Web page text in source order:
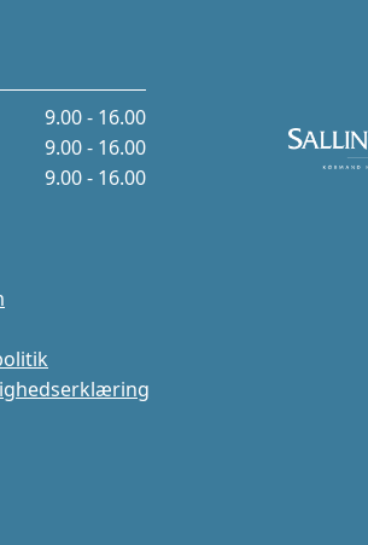
9.00 - 16.00
9.00 - 16.00
9.00 - 16.00